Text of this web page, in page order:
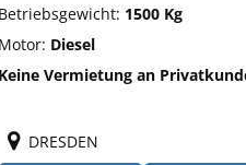
Betriebsgewicht: 1500 Kg
Motor: Diesel
Keine Vermietung an
DRESDEN